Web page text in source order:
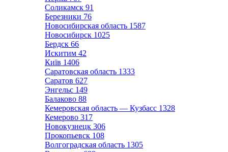
Соликамск 91
Березники 76
Новосибирская область 1587
Новосибирск 1025
Бердск 66
Искитим 42
Київ 1406
Саратовская область 1333
Саратов 627
Энгельс 149
Балаково 88
Кемеровская область — Кузбасс 1328
Кемерово 317
Новокузнецк 306
Прокопьевск 108
Волгоградская область 1305